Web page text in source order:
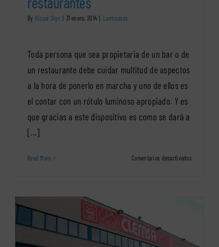
By Visual Sign | 31 enero, 2014 | Luminosos
Toda persona que sea propietaria de un bar o de
un restaurante debe cuidar multitud de aspectos
a la hora de ponerlo en marcha y uno de ellos es
el contar con un rótulo luminoso apropiado. Y es
que gracias a este dispositivo es como se dará a
[...]
Read More Comentarios desactivados